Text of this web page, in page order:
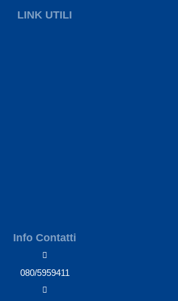
LINK UTILI
Info Contatti
080/5959411